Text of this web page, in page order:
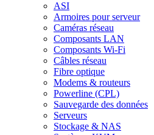
ASI
Armoires pour serveur
Caméras réseau
Composants LAN
Composants Wi-Fi
Câbles réseau
Fibre optique
Modems & routeurs
Powerline (CPL)
Sauvegarde des données
Serveurs
Stockage & NAS